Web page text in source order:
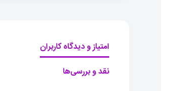
امتیاز و دیدگاه کاربران
نقد و بررسی‌ها